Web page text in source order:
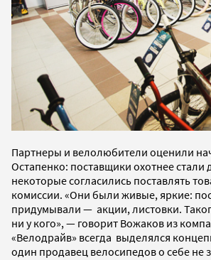
Партнеры и велолюбители оценили
Остапенко: поставщики охотнее стали
некоторые согласились поставлять
комиссии. «Они были живые, яркие:
придумывали — акции, листовки.
ни у кого», — говорит Вожаков из
«Велодрайв» всегда выделялся
один продавец велосипедов о себе не